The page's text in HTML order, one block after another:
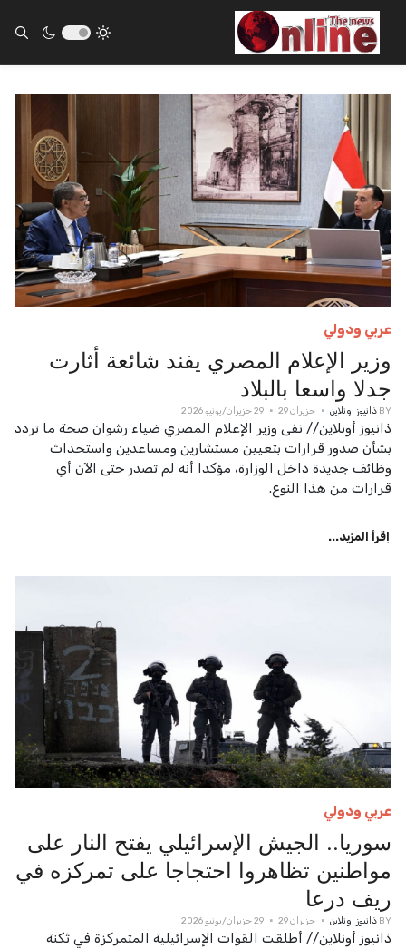
عربي ودولي
وزير الإعلام المصري يفند شائعة أثارت
جدلا واسعا بالبلاد
BY ذانيوز اونلاين حزيران 29 29 حزيران/يونيو 2026
ذانيوز أونلاين// نفى وزير الإعلام المصري ضياء رشوان صحة ما تردد
بشأن صدور قرارات بتعيين مستشارين ومساعدين واستحداث
وظائف جديدة داخل الوزارة، مؤكدا أنه لم تصدر حتى الآن أي
قرارات من هذا النوع.
اِقرأ المزيد...
عربي ودولي
سوريا.. الجيش الإسرائيلي يفتح النار على
مواطنين تظاهروا احتجاجا على تمركزه في
ريف درعا
BY ذانيوز اونلاين حزيران 29 29 حزيران/يونيو 2026
ذانيوز أونلاين// أطلقت القوات الإسرائيلية المتمركزة في ثكنة